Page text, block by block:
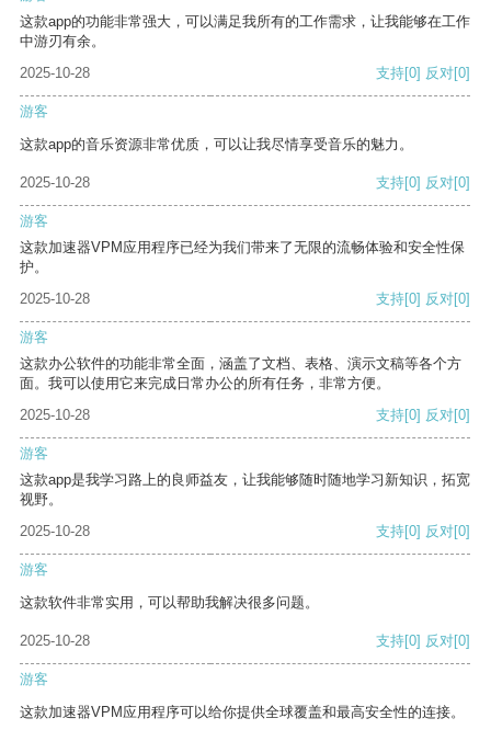
这款app的功能非常强大，可以满足我所有的工作需求，让我能够在工作
中游刃有余。
2025-10-28
支持[0] 反对[0]
游客
这款app的音乐资源非常优质，可以让我尽情享受音乐的魅力。
2025-10-28 支持[0] 反对[0]
游客
这款加速器VPM应用程序已经为我们带来了无限的流畅体验和安全性保
护。
2025-10-28
支持[0] 反对[0]
游客
这款办公软件的功能非常全面，涵盖了文档、表格、演示文稿等各个方
面。我可以使用它来完成日常办公的所有任务，非常方便。
2025-10-28
支持[0] 反对[0]
游客
这款app是我学习路上的良师益友，让我能够随时随地学习新知识，拓宽
视野。
2025-10-28
支持[0] 反对[0]
游客
这款软件非常实用，可以帮助我解决很多问题。
2025-10-28 支持[0] 反对[0]
游客
这款加速器VPM应用程序可以给你提供全球覆盖和最高安全性的连接。